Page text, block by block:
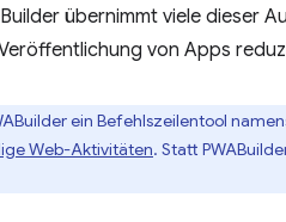
übernimmt viele dieser
von Apps
ein Befehlszeilentool
Web-Aktivitäten. Statt